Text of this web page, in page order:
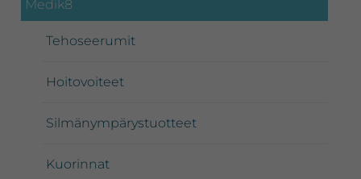
Medik8
Tehoseerumit
Hoitovoiteet
Silmänympärystuotteet
Kuorinnat